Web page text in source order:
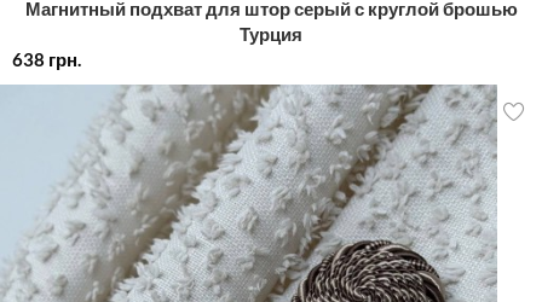
Магнитный подхват для штор серый с круглой брошью
Турция
638 грн.